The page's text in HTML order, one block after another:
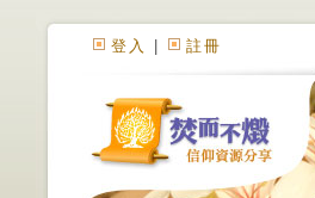
登入 註冊